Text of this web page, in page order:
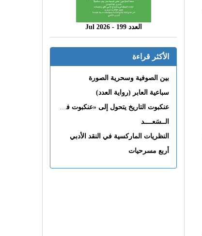
العدد 199 - 2026 Jul
الأكثر قراءة
بين الصوفية وسحرية الصورة
سباعية العابر (رواية العدد)
عنكبوت التاريخ يتحول إلى «عنكبوت فى القلب»
الــسَعــــد
النظريات الماركسية في النقد الأدبي
أربع مسرحيات